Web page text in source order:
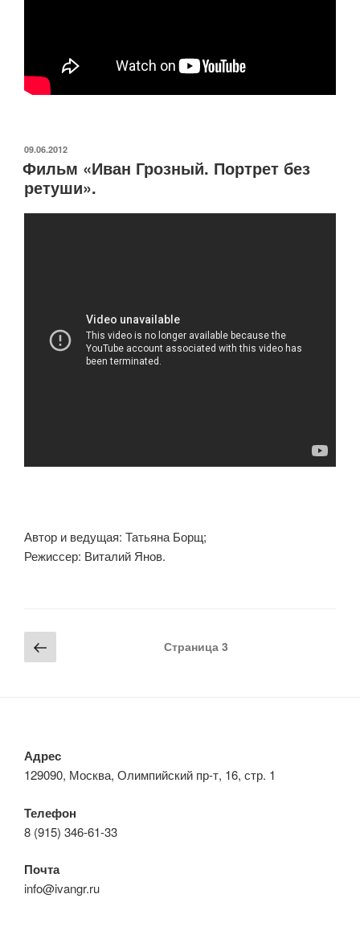
ОПУБЛИКОВАНО
09.06.2012
Фильм «Иван Грозный. Портрет без
ретуши».
Автор и ведущая: Татьяна Борщ;
Режиссер: Виталий Янов.
Навигация
по
Предыдущая
страница
Страница 3
Адрес
129090, Москва, Олимпийский пр-т, 16, стр. 1
Телефон
8 (915) 346-61-33
Почта
info@ivangr.ru